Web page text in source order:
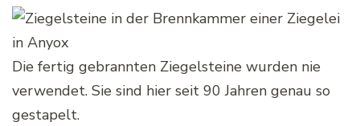
Die fertig gebrannten Ziegelsteine wurden nie
verwendet. Sie sind hier seit 90 Jahren genau so
gestapelt.